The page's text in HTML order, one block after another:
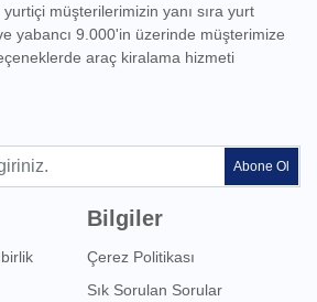
müşterilerimizin yanı sıra yurt
yabancı 9.000'in üzerinde müşterimize
araç kiralama hizmeti
Abone Ol
Bilgiler
Çerez Politikası
Sık Sorulan Sorular